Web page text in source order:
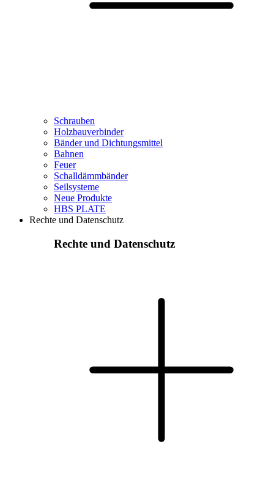
Schrauben
Holzbauverbinder
Bänder und Dichtungsmittel
Bahnen
Feuer
Schalldämmbänder
Seilsysteme
Neue Produkte
HBS PLATE
Rechte und Datenschutz
Rechte und Datenschutz